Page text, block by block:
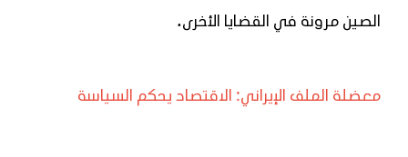
الصين مرونة في القضايا الأخرى.
معضلة الملف الإيراني: الاقتصاد يحكم السياسة